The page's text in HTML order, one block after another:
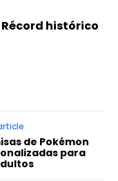
histórico
de Pokémon
para